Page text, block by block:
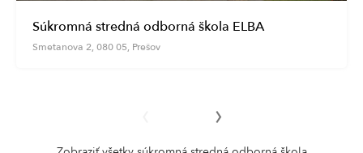
Súkromná stredná odborná škola ELBA
Smetanova 2, 080 05, Prešov
›